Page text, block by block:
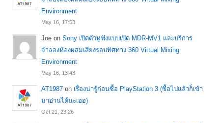
Environment
May 16, 17:53
Joe on Sony เปิดตัวหูฟังแบบเปิด MDR-MV1 และบริการ
จำลองห้องผสมเสียงรอบทิศทาง 360 Virtual Mixing
Environment
May 16, 13:43
AT1987 on เรื่องน่ารู้ก่อนซื้อ PlayStation 3 (ซื้อไปแล้วก็เข้า
มาอ่านได้นะเออ)
Oct 21, 23:26